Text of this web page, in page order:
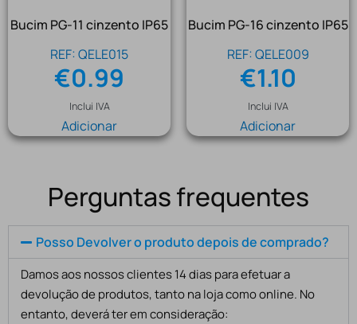
Bucim PG-11 cinzento IP65
REF: QELE015
€0.99
Inclui IVA
Adicionar
Bucim PG-16 cinzento IP65
REF: QELE009
€1.10
Inclui IVA
Adicionar
Perguntas frequentes
Posso Devolver o produto depois de comprado?
Damos aos nossos clientes 14 dias para efetuar a
devolução de produtos, tanto na loja como online. No
entanto, deverá ter em consideração: